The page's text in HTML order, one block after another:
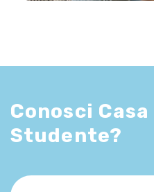
Conosci
Studente?